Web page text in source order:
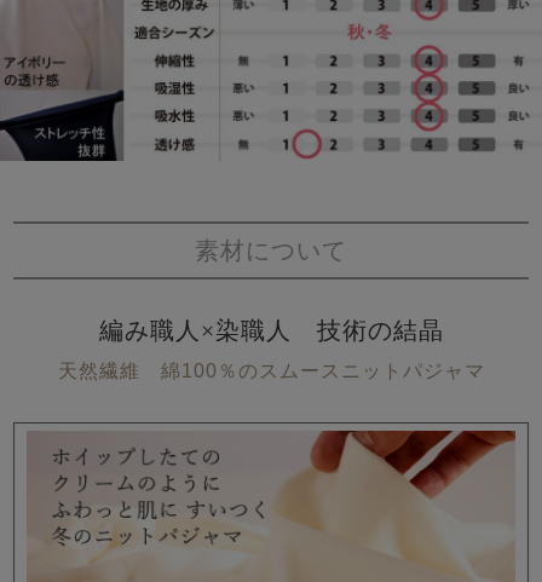
素材について
編み職人×染職人 技術の結晶
天然繊維 綿100％のスムースニットパジャマ